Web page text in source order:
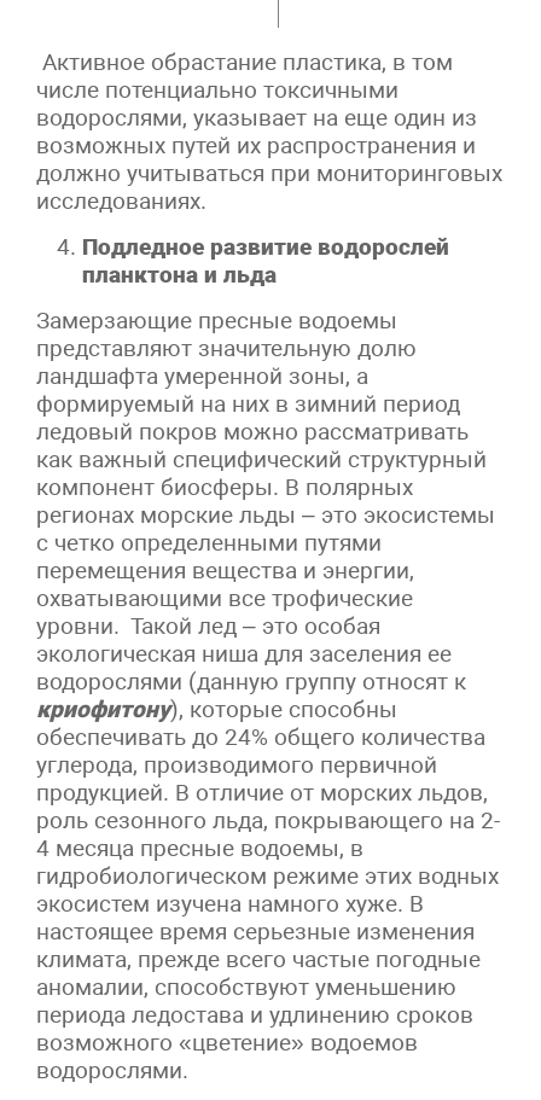
Активное обрастание пластика, в том
числе потенциально токсичными
водорослями, указывает на еще один из
возможных путей их распространения и
должно учитываться при мониторинговых
исследованиях.
Подледное развитие водорослей
планктона и льда
Замерзающие пресные водоемы
представляют значительную долю
ландшафта умеренной зоны, а
формируемый на них в зимний период
ледовый покров можно рассматривать
как важный специфический структурный
компонент биосферы. В полярных
регионах морские льды – это экосистемы
с четко определенными путями
перемещения вещества и энергии,
охватывающими все трофические
уровни. Такой лед – это особая
экологическая ниша для заселения ее
водорослями (данную группу относят к
криофитону), которые способны
обеспечивать до 24% общего количества
углерода, производимого первичной
продукцией. В отличие от морских льдов,
роль сезонного льда, покрывающего на 2-
4 месяца пресные водоемы, в
гидробиологическом режиме этих водных
экосистем изучена намного хуже. В
настоящее время серьезные изменения
климата, прежде всего частые погодные
аномалии, способствуют уменьшению
периода ледостава и удлинению сроков
возможного «цветение» водоемов
водорослями.